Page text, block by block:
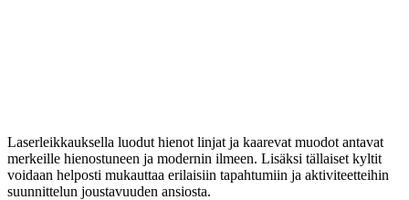
Laserleikkauksella luodut hienot linjat ja kaarevat muodot antavat
merkeille hienostuneen ja modernin ilmeen. Lisäksi tällaiset kyltit
voidaan helposti mukauttaa erilaisiin tapahtumiin ja aktiviteetteihin
suunnittelun joustavuuden ansiosta.